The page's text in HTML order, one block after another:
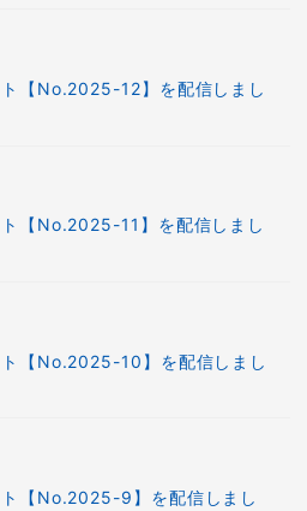
【No.2025-12】を配信しまし
【No.2025-11】を配信しまし
【No.2025-10】を配信しまし
【No.2025-9】を配信しまし